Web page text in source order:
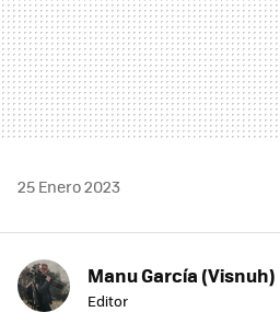
25 Enero 2023
Manu García (Visnuh)
Editor